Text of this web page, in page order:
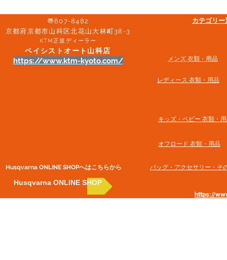
〠607-8482
京都府京都市山科区北花山大林町38-3​
KTM正規ディーラー
ベイシストオート山科店
https://www.ktm-kyoto.com/
Husqvarna ONLINE SHOP​へはこちらから
Husqvarna ONLINE SHOP
カテゴリ
メンズ 衣類・用品
​レディース 衣類・用品
キッズ・ベビー 衣類・
オフロード 衣類・用品
バッグ・アクセサリー・そ
https://